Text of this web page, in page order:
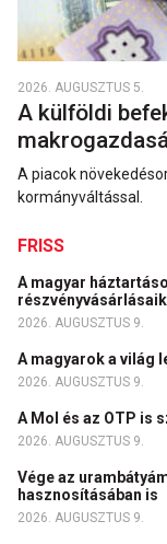
2026. AUGUSZTUS 5.
A külföldi
A piacok
kormányváltással.
FRISS
A magyar
2026. AUGUSZTUS 9.
A magyarok a világ
2026. AUGUSZTUS 9.
A Mol és az OTP is
2026. AUGUSZTUS 9.
Vége az
hasznosításában is
2026. AUGUSZTUS 9.